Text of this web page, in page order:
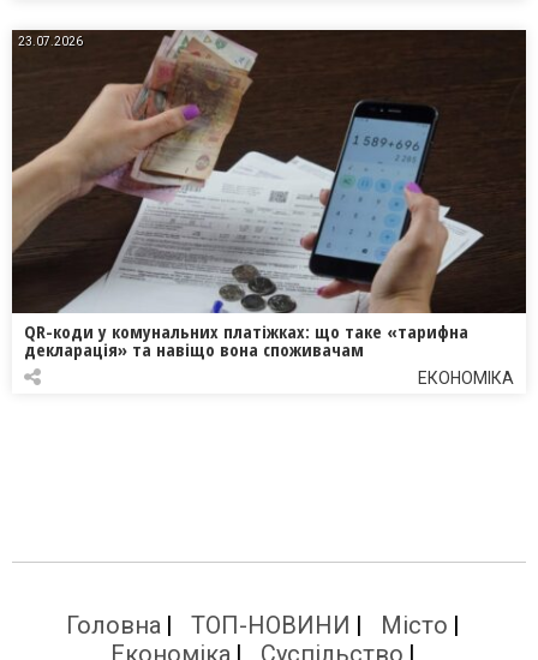
23.07.2026
QR-коди у комунальних платіжках: що таке «тарифна
декларація» та навіщо вона споживачам
ЕКОНОМІКА
Головна ТОП-НОВИНИ
Місто
Економіка
Суспільство